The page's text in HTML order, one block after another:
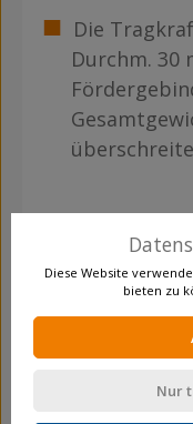
Die
Durchm. 30
Teilung: 83
Diese Website
bieten zu
Nur